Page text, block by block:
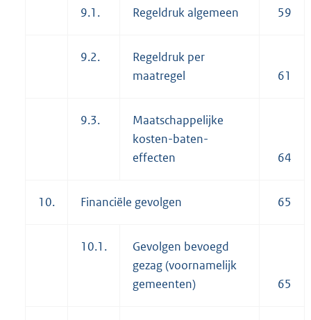
9.1. Regeldruk algemeen 59
9.2.
Regeldruk per
maatregel
61
9.3.
Maatschappelijke
kosten-baten-
effecten
64
10. Financiële gevolgen 65
10.1.
Gevolgen bevoegd
gezag (voornamelijk
gemeenten)
65